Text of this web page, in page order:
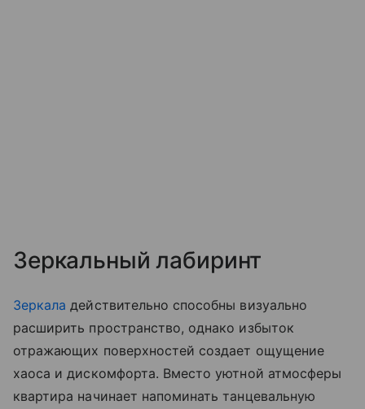
Зеркальный лабиринт
Зеркала действительно способны визуально
расширить пространство, однако избыток
отражающих поверхностей создает ощущение
хаоса и дискомфорта. Вместо уютной атмосферы
квартира начинает напоминать танцевальную